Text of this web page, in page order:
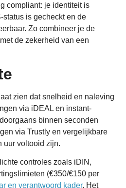
compliant: je identiteit is
is gecheckt en de
Zo combineer je de
de zekerheid van een
zien dat snelheid en naleving
via iDEAL en instant-
binnen seconden
via Trustly en vergelijkbare
uur voltooid zijn.
controles zoals iDIN,
(€350/€150 per
en verantwoord kader. Het